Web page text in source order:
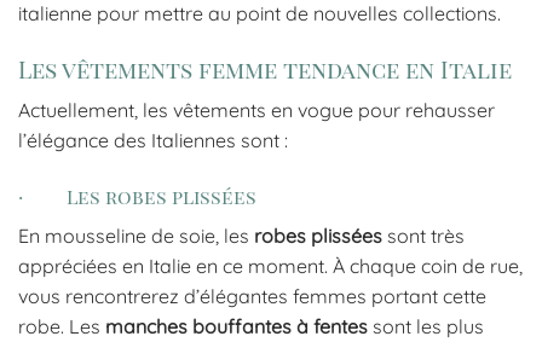
italienne pour mettre au point de nouvelles collections.
Les vêtements femme tendance en Italie
Actuellement, les vêtements en vogue pour rehausser
l’élégance des Italiennes sont :
· Les robes plissées
En mousseline de soie, les robes plissées sont très
appréciées en Italie en ce moment. À chaque coin de rue,
vous rencontrerez d’élégantes femmes portant cette
robe. Les manches bouffantes à fentes sont les plus